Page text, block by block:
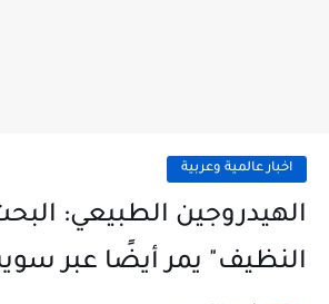
اخبار عالمية وعربية
الهيدروجين الطبيعي:
النظيف" يمر أيضًا عبر